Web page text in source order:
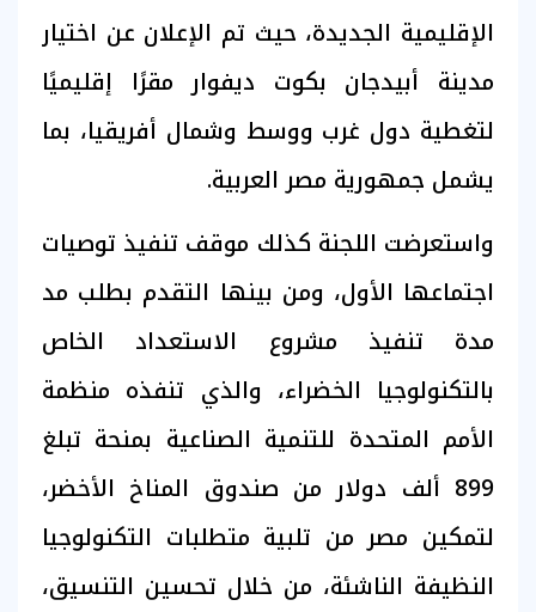
الإقليمية الجديدة، حيث تم الإعلان عن اختيار
مدينة أبيدجان بكوت ديفوار مقرًا إقليميًا
لتغطية دول غرب ووسط وشمال أفريقيا، بما
يشمل جمهورية مصر العربية.
واستعرضت اللجنة كذلك موقف تنفيذ توصيات
اجتماعها الأول، ومن بينها التقدم بطلب مد
مدة تنفيذ مشروع الاستعداد الخاص
بالتكنولوجيا الخضراء، والذي تنفذه منظمة
الأمم المتحدة للتنمية الصناعية بمنحة تبلغ
899 ألف دولار من صندوق المناخ الأخضر،
لتمكين مصر من تلبية متطلبات التكنولوجيا
النظيفة الناشئة، من خلال تحسين التنسيق،